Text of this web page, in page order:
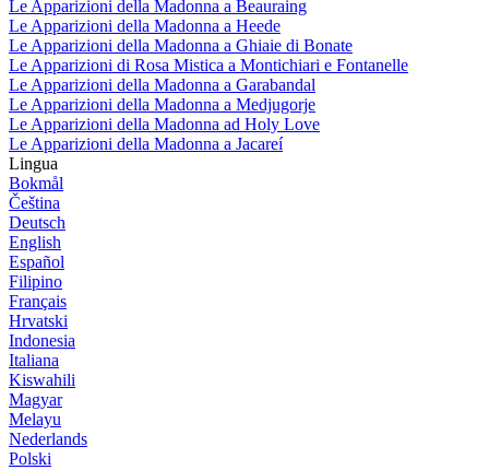
Le Apparizioni della Madonna a Beauraing
Le Apparizioni della Madonna a Heede
Le Apparizioni della Madonna a Ghiaie di Bonate
Le Apparizioni di Rosa Mistica a Montichiari e Fontanelle
Le Apparizioni della Madonna a Garabandal
Le Apparizioni della Madonna a Medjugorje
Le Apparizioni della Madonna ad Holy Love
Le Apparizioni della Madonna a Jacareí
Lingua
Bokmål
Čeština
Deutsch
English
Español
Filipino
Français
Hrvatski
Indonesia
Italiana
Kiswahili
Magyar
Melayu
Nederlands
Polski